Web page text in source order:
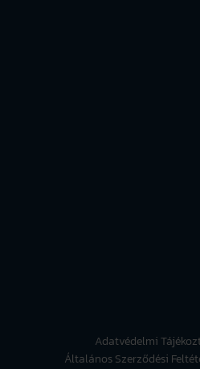
Adatvédelmi
Általános Szerződési